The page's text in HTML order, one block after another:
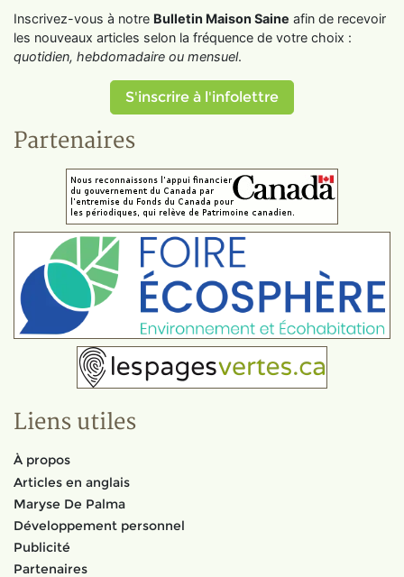
Inscrivez-vous à notre Bulletin Maison Saine afin de recevoir
les nouveaux articles selon la fréquence de votre choix :
quotidien, hebdomadaire ou mensuel.
S'inscrire à l'infolettre
Partenaires
Liens utiles
À propos
Articles en anglais
Maryse De Palma
Développement personnel
Publicité
Partenaires